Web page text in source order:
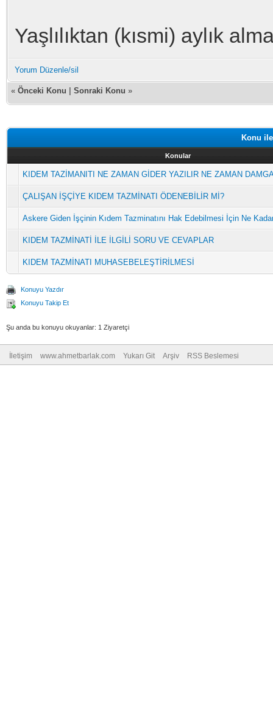
Yaşlılıktan (kısmi) aylık
Yorum Düzenle/sil
« Önceki Konu Sonraki Konu »
Konu
Konular
KIDEM TAZİMANITI NE ZAMAN GİDER YAZILIR NE ZAMAN
ÇALIŞAN İŞÇİYE KIDEM TAZMİNATI ÖDENEBİLİR Mİ?
Askere Giden İşçinin Kıdem Tazminatını Hak Edebilmesi İçin Ne
KIDEM TAZMİNATİ İLE İLGİLİ SORU VE CEVAPLAR
KIDEM TAZMİNATI MUHASEBELEŞTİRİLMESİ
Konuyu Yazdır
Konuyu Takip Et
Şu anda bu konuyu okuyanlar: 1 Ziyaretçi
İletişim www.ahmetbarlak.com Yukarı Git Arşiv RSS Beslemesi